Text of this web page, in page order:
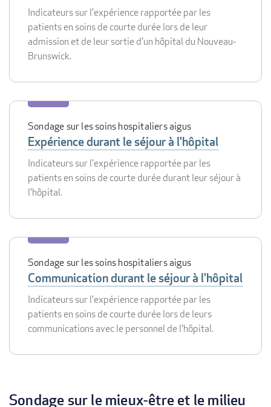
Indicateurs sur l'expérience rapportée par les
patients en soins de courte durée lors de leur
admission et de leur sortie d'un hôpital du Nouveau-
Brunswick.
Sondage sur les soins hospitaliers aigus
Expérience durant le séjour à l'hôpital
Indicateurs sur l'expérience rapportée par les
patients en soins de courte durée durant leur séjour à
l'hôpital.
Sondage sur les soins hospitaliers aigus
Communication durant le séjour à l'hôpital
Indicateurs sur l'expérience rapportée par les
patients en soins de courte durée lors de leurs
communications avec le personnel de l'hôpital.
Sondage sur le mieux-être et le milieu